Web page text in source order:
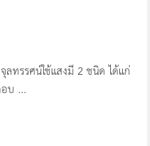
ลทรรศน์ใช้แสงมี 2 ชนิด ได้แก่
บ ...